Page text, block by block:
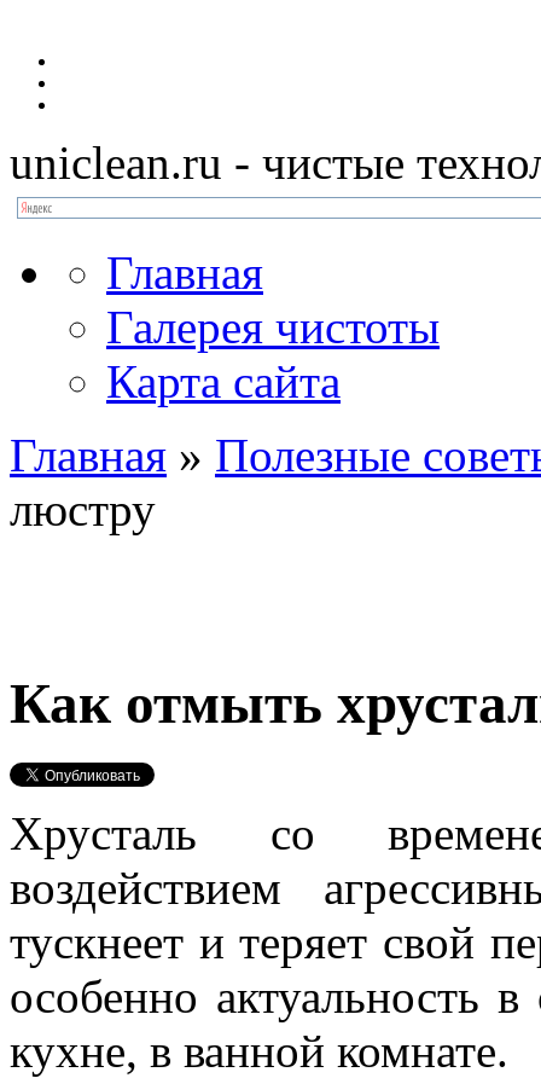
uniclean.ru - чистые
Главная
Галерея чистоты
Карта сайта
Главная » Полезные
люстру
Как отмыть
Хрусталь со
воздействием
тускнеет и теряет свой
особенно актуальность
кухне, в ванной комнате.